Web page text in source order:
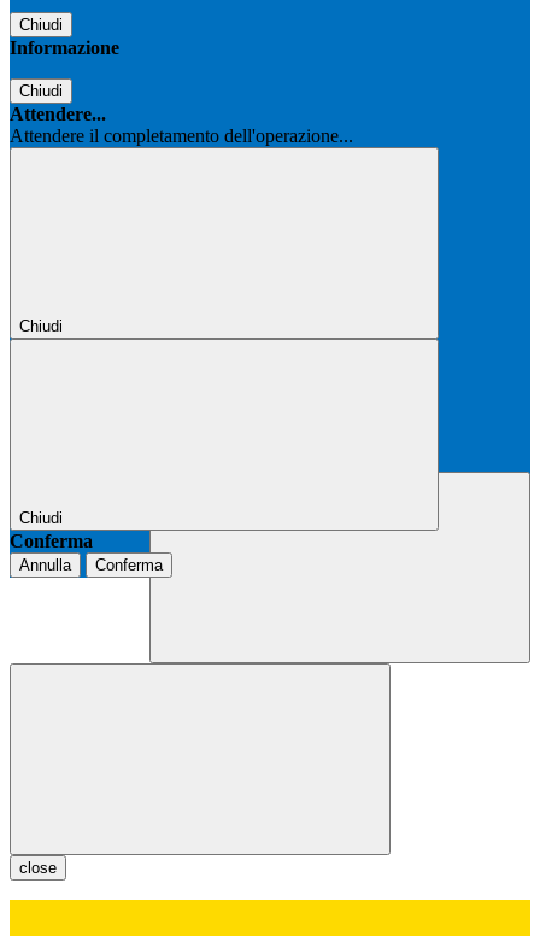
Chiudi
Informazione
Chiudi
Attendere...
Attendere il completamento dell'operazione...
Chiudi
Chiudi
Conferma
Annulla Conferma
close